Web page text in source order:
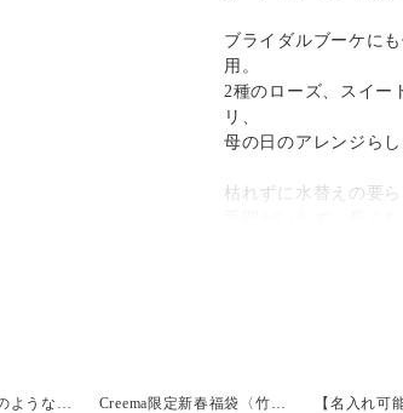
ブライダルブーケに
用。
2種のローズ、スイー
リ、
母の日のアレンジら
枯れずに水替えの要
また、自立するので
やっぱりローズがお
フレジェ ケーキのようなプリザーブドフラワーアレンジメント
Creema限定新春福袋〈竹〉 プリザーブドフラワーケーキ＆選べる椿のブローチセット